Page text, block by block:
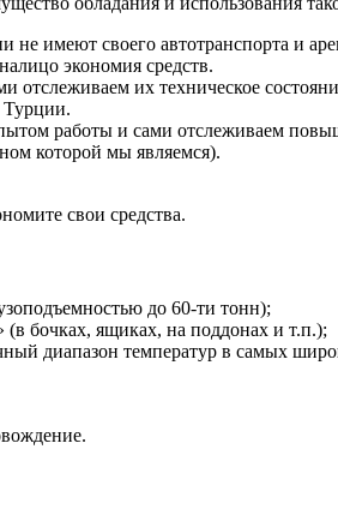
не имеют своего автотранспорта и
экономия средств.
отслеживаем их техническое
Турции.
работы и сами отслеживаем
которой мы являемся).
свои средства.
до 60-ти тонн);
бочках, ящиках, на поддонах и т.п.);
диапазон температур в самых